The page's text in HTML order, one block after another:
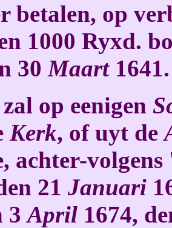
betalen, op
1000 Ryxd.
30Maart1641.
op eenigen
Kerk, of uyt de
achter-
21 Januari
3April 1674,